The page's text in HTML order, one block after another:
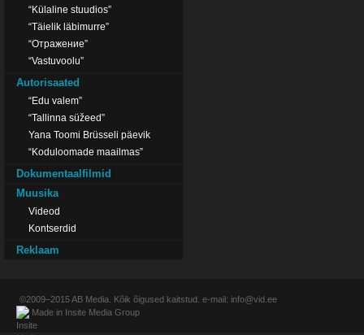
“Külaline stuudios”
“Täielik läbimurre”
“Отражение”
“Vastuvoolu”
Autorisaated
“Edu valem”
“Tallinna süžeed”
Yana Toomi Brüsseli päevik
“Koduloomade maailmas”
Dokumentaalfilmid
Muusika
Videod
Kontserdid
Reklaam
©2009–2015AB Media . Kõik õigused kaitstud. e-mail: info@vid.ee
Made in Insite Media Group